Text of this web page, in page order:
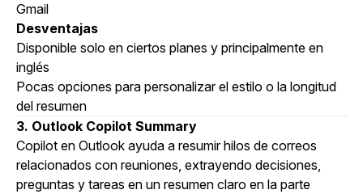
Gmail
Desventajas
Disponible solo en ciertos planes y principalmente en
inglés
Pocas opciones para personalizar el estilo o la longitud
del resumen
3. Outlook Copilot Summary
Copilot en Outlook ayuda a resumir hilos de correos
relacionados con reuniones, extrayendo decisiones,
preguntas y tareas en un resumen claro en la parte